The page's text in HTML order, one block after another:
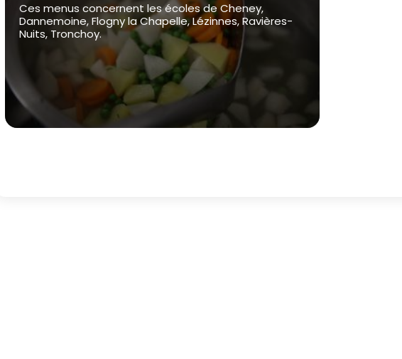
Ces menus concernent les écoles de Cheney,
Dannemoine, Flogny la Chapelle, Lézinnes, Ravières-
Nuits, Tronchoy.